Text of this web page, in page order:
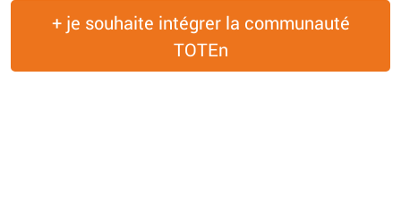
+ je souhaite intégrer la communauté
TOTEn